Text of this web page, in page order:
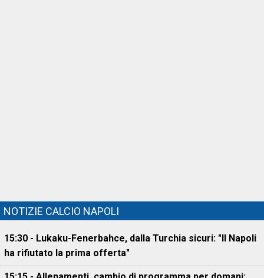
NOTIZIE CALCIO NAPOLI
15:30 - Lukaku-Fenerbahce, dalla Turchia sicuri: "Il Napoli
ha rifiutato la prima offerta"